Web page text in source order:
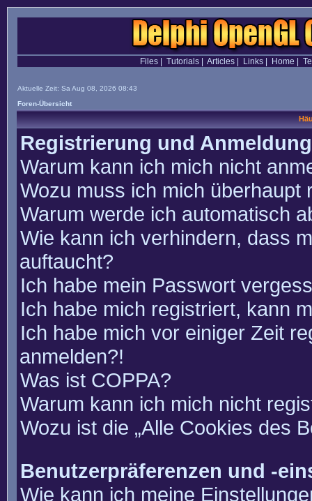
Files| Tutorials| Articles| Links| Home
Aktuelle Zeit: Sa Aug 08, 2026 08:43
Foren-Übersicht
Registrierung und Anmeldung
Warum kann ich mich nicht
Wozu muss ich mich überhaupt
Warum werde ich automatisch
Wie kann ich verhindern, dass
auftaucht?
Ich habe mein Passwort
Ich habe mich registriert, kann
Ich habe mich vor einiger Zeit
anmelden?!
Was ist COPPA?
Warum kann ich mich nicht
Wozu ist die „Alle Cookies des
Benutzerpräferenzen und -
Wie kann ich meine